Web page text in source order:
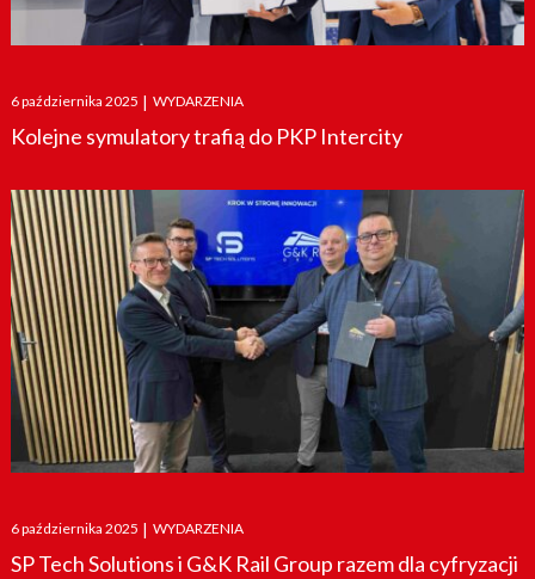
Posted
on
6 października 2025 | WYDARZENIA
Kolejne symulatory trafią do PKP Intercity
Posted
on
6 października 2025 | WYDARZENIA
SP Tech Solutions i G&K Rail Group razem dla cyfryzacji